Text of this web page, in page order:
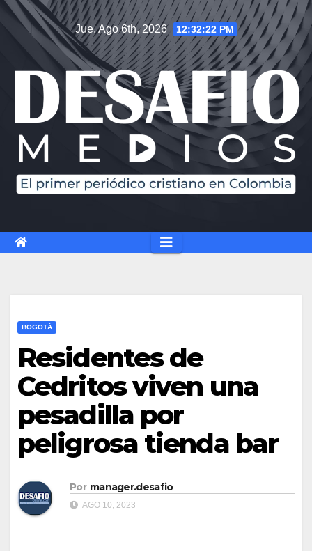
Jue. Ago 6th, 2026 12:32:23 PM
BOGOTÁ
Residentes de
Cedritos viven una
pesadilla por
peligrosa tienda bar
Por manager.desafio
AGO 10, 2023